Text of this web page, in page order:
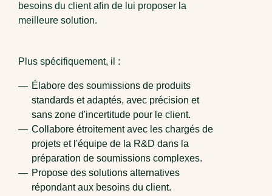
besoins du client afin de lui proposer la
meilleure solution.
Plus spécifiquement, il :
Élabore des soumissions de produits
standards et adaptés, avec précision et
sans zone d'incertitude pour le client.
Collabore étroitement avec les chargés de
projets et l'équipe de la R&D dans la
préparation de soumissions complexes.
Propose des solutions alternatives
répondant aux besoins du client.